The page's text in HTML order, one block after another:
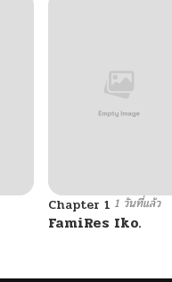
Chapter 1 1 วันที่แล้ว
FamiRes Iko.